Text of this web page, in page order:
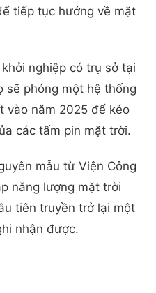
tiếp tục hướng về mặt
nghiệp có trụ sở tại
sẽ phóng một hệ thống
vào năm 2025 để kéo
các tấm pin mặt trời.
mẫu từ Viện Công
năng lượng mặt trời
tiên truyền trở lại một
nhận được.